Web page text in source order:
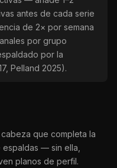
antes de cada serie
de 2× por semana
por grupo
por la
Pelland 2025).
que completa la
— sin ella,
planos de perfil.